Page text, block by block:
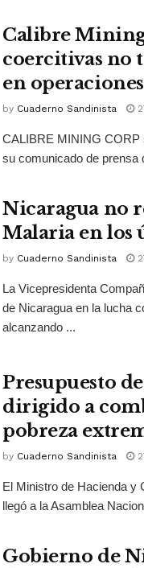
Calibre
coercitivas no
en
by Cuaderno Sandinista
CALIBRE MINING CORP
su comunicado de prensa
Nicaragua no
Malaria en los
by Cuaderno Sandinista
La Vicepresidenta
de Nicaragua en la lucha
alcanzando ...
Presupuesto
dirigido a
pobreza
by Cuaderno Sandinista
El Ministro de Hacienda y
llegó a la Asamblea
Gobierno de